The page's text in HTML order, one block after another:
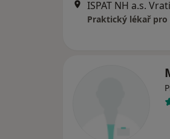
ISPAT NH a.s.
Praktický lékař pro